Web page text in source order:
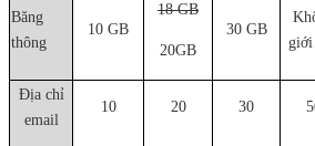
Băng
thông
10 GB
18 GB
20GB
30 GB
giới
Địa chỉ
email
10 20 30